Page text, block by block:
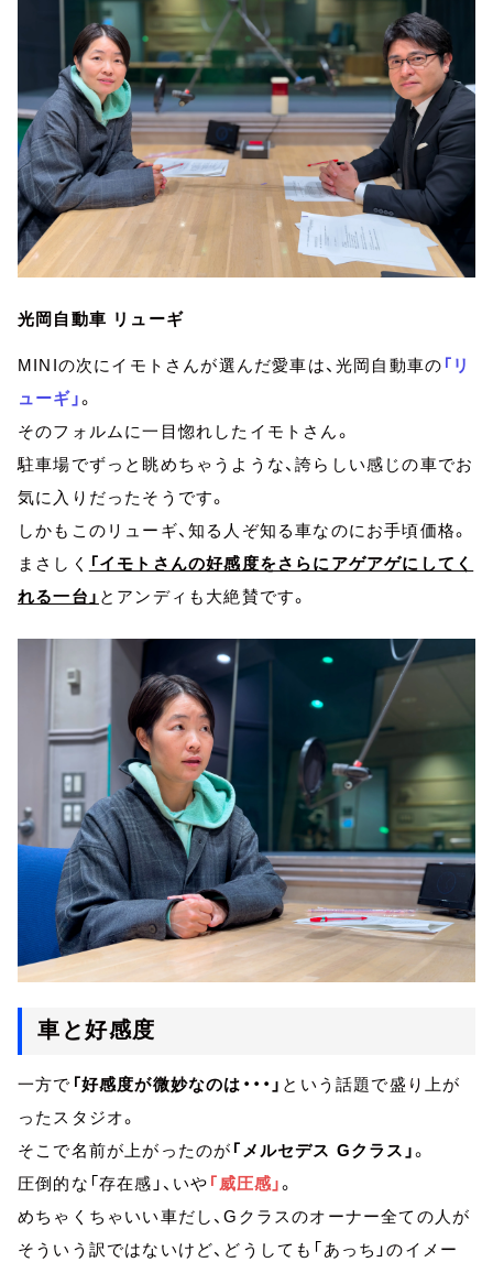
光岡自動車 リューギ
MINIの次にイモトさんが選んだ愛車は、光岡自動車の 「リ
ューギ」。
そのフォルムに一目惚れしたイモトさん。
駐車場でずっと眺めちゃうような、誇らしい感じの車でお
気に入りだったそうです。
しかもこのリューギ、知る人ぞ知る車なのにお手頃価格。
まさしく 「イモトさんの好感度をさらにアゲアゲにしてく
れる一台」 とアンディも大絶賛です。
車と好感度
一方で 「好感度が微妙なのは・・・」 という話題で盛り上が
ったスタジオ。
そこで名前が上がったのが 「メルセデス Gクラス」。
圧倒的な「存在感」、いや 「威圧感」。
めちゃくちゃいい車だし、Gクラスのオーナー全ての人が
そういう訳ではないけど、どうしても「あっち」のイメー